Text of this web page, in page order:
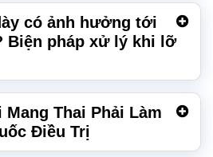
có ảnh hưởng tới
Biện pháp xử lý khi lỡ
Mang Thai Phải Làm
Điều Trị